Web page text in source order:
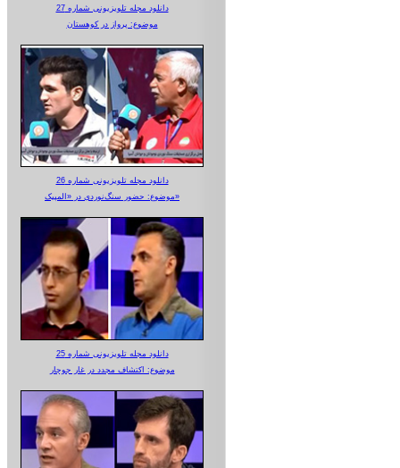
دانلود مجله تلویزیونی شماره 27
موضوع: پرواز در کوهستان
دانلود مجله تلویزیونی شماره 26
موضوع: حضور سنگ‌نوردی در «المپیک»
دانلود مجله تلویزیونی شماره 25
موضوع: اکتشاف مجدد در غار جوجار